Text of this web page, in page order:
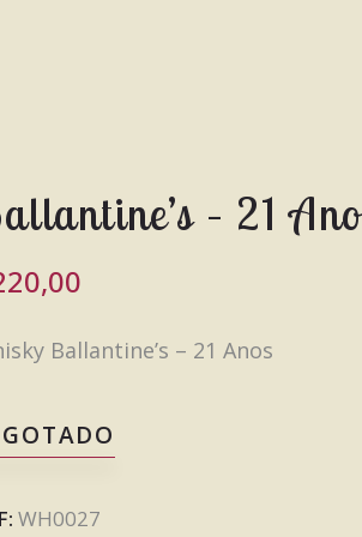
– 21
Ballantine’s – 21 Anos
WH0027